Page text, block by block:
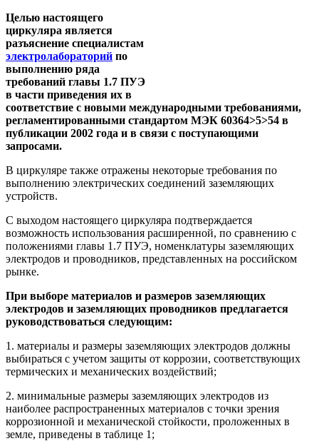
Целью настоящего
циркуляра является
разъяснение специалистам
электролабораторий по
выполнению ряда
требований главы 1.7 ПУЭ
в части приведения их в
соответствие с новыми международными требованиями,
регламентированными стандартом МЭК 60364>5>54 в
публикации 2002 года и в связи с поступающими
запросами.
В циркуляре также отражены некоторые требования по
выполнению электрических соединений заземляющих
устройств.
С выходом настоящего циркуляра подтверждается
возможность использования расширенной, по сравнению с
положениями главы 1.7 ПУЭ, номенклатуры заземляющих
электродов и проводников, представленных на российском
рынке.
При выборе материалов и размеров заземляющих
электродов и заземляющих проводников предлагается
руководствоваться следующим:
1. материалы и размеры заземляющих электродов должны
выбираться с учетом защиты от коррозии, соответствующих
термических и механических воздействий;
2. минимальные размеры заземляющих электродов из
наиболее распространенных материалов с точки зрения
коррозионной и механической стойкости, проложенных в
земле, приведены в таблице 1;